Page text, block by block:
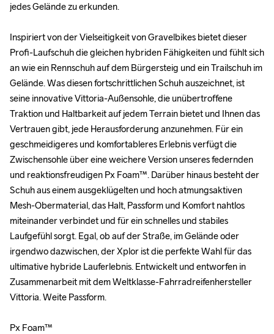
jedes Gelände zu erkunden.
Inspiriert von der Vielseitigkeit von Gravelbikes bietet dieser
Profi-Laufschuh die gleichen hybriden Fähigkeiten und fühlt sich
an wie ein Rennschuh auf dem Bürgersteig und ein Trailschuh im
Gelände. Was diesen fortschrittlichen Schuh auszeichnet, ist
seine innovative Vittoria-Außensohle, die unübertroffene
Traktion und Haltbarkeit auf jedem Terrain bietet und Ihnen das
Vertrauen gibt, jede Herausforderung anzunehmen. Für ein
geschmeidigeres und komfortableres Erlebnis verfügt die
Zwischensohle über eine weichere Version unseres federnden
und reaktionsfreudigen Px Foam™. Darüber hinaus besteht der
Schuh aus einem ausgeklügelten und hoch atmungsaktiven
Mesh-Obermaterial, das Halt, Passform und Komfort nahtlos
miteinander verbindet und für ein schnelles und stabiles
Laufgefühl sorgt. Egal, ob auf der Straße, im Gelände oder
irgendwo dazwischen, der Xplor ist die perfekte Wahl für das
ultimative hybride Lauferlebnis. Entwickelt und entworfen in
Zusammenarbeit mit dem Weltklasse-Fahrradreifenhersteller
Vittoria. Weite Passform.
Px Foam™
jedes Gelände zu erkunden.
Inspiriert von der Vielseitigkeit von Gravelbikes bietet dieser
Profi-Laufschuh die gleichen hybriden Fähigkeiten und fühlt sich
an wie ein Rennschuh auf dem Bürgersteig und ein Trailschuh im
Gelände. Was diesen fortschrittlichen Schuh auszeichnet, ist
seine innovative Vittoria-Außensohle, die unübertroffene
Traktion und Haltbarkeit auf jedem Terrain bietet und Ihnen das
Vertrauen gibt, jede Herausforderung anzunehmen. Für ein
geschmeidigeres und komfortableres Erlebnis verfügt die
Zwischensohle über eine weichere Version unseres federnden
und reaktionsfreudigen Px Foam™. Darüber hinaus besteht der
Schuh aus einem ausgeklügelten und hoch atmungsaktiven
Mesh-Obermaterial, das Halt, Passform und Komfort nahtlos
miteinander verbindet und für ein schnelles und stabiles
Laufgefühl sorgt. Egal, ob auf der Straße, im Gelände oder
irgendwo dazwischen, der Xplor ist die perfekte Wahl für das
ultimative hybride Lauferlebnis. Entwickelt und entworfen in
Zusammenarbeit mit dem Weltklasse-Fahrradreifenhersteller
Vittoria. Weite Passform.
Px Foam™